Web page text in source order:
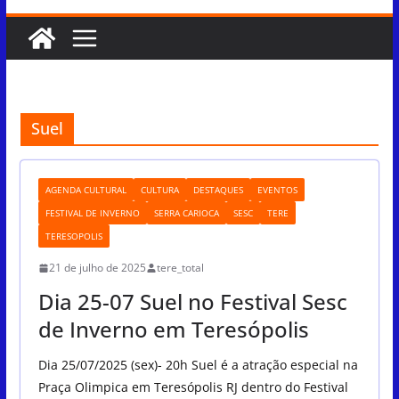
Suel
AGENDA CULTURAL CULTURA DESTAQUES
EVENTOS
FESTIVAL DE INVERNO
SERRA CARIOCA SESC
TERE
TERESOPOLIS
21 de julho de 2025 tere_total
Dia 25-07 Suel no Festival Sesc
de Inverno em Teresópolis
Dia 25/07/2025 (sex)- 20h Suel é a atração especial na
Praça Olimpica em Teresópolis RJ dentro do Festival